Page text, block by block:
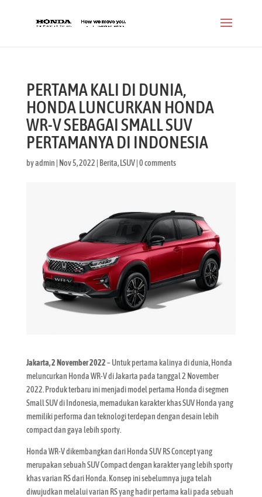
PERTAMA KALI DI DUNIA,
HONDA LUNCURKAN HONDA
WR-V SEBAGAI SMALL SUV
PERTAMANYA DI INDONESIA
byadmin Nov 5, 2022 Berita, LSUV| 0 comments
Jakarta, 2 November 2022– Untuk pertama kalinya di dunia, Honda
meluncurkan Honda WR-V di Jakarta pada tanggal 2 November
2022. Produk terbaru ini menjadi model pertama Honda di segmen
Small SUV di Indonesia, memadukan karakter khas SUV Honda yang
memiliki performa dan teknologi terdepan dengan desain lebih
compact dan gaya lebih sporty.
Honda WR-V dikembangkan dari Honda SUV RS Concept yang
merupakan sebuah SUV Compact dengan karakter yang lebih sporty
khas varian RS dari Honda. Konsep ini sebelumnya juga telah
diwujudkan melalui varian RS yang hadir pertama kali pada sebuah